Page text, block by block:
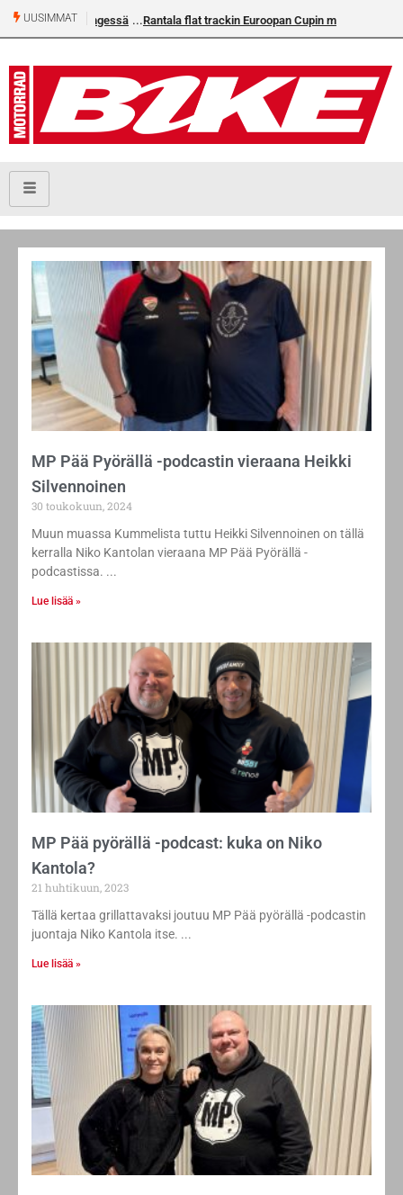
UUSIMMAT Rantala flat trackin Euroopan Cupin mestari
MP Pää Pyörällä -podcastin vieraana Heikki
Silvennoinen
30 toukokuun, 2024
Muun muassa Kummelista tuttu Heikki Silvennoinen on tällä
kerralla Niko Kantolan vieraana MP Pää Pyörällä -
podcastissa.
Lue lisää »
MP Pää pyörällä -podcast: kuka on Niko
Kantola?
21 huhtikuun, 2023
Tällä kertaa grillattavaksi joutuu MP Pää pyörällä -podcastin
juontaja Niko Kantola itse.
Lue lisää »